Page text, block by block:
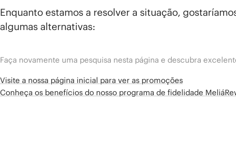
Enquanto estamos a resolver a situação,
algumas alternativas:
Faça novamente uma pesquisa nesta página e descubra
Visite a nossa página inicial para ver as promoções
Conheça os benefícios do nosso programa de fidelidade